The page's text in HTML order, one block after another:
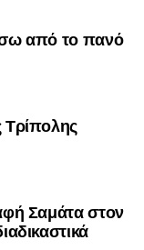
από το πανό
Σαμάτα στον